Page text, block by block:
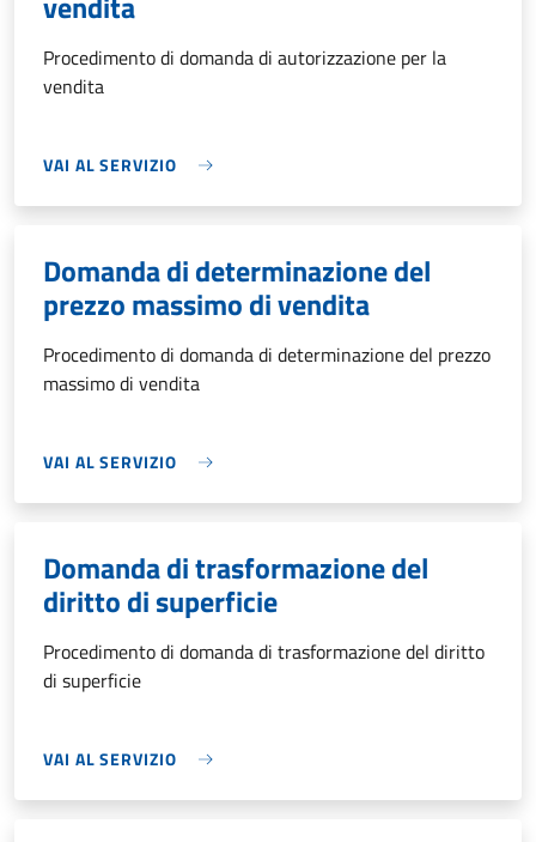
Procedimento di domanda di autorizzazione per la
vendita
VAI AL SERVIZIO
Domanda di determinazione del
prezzo massimo di vendita
Procedimento di domanda di determinazione del prezzo
massimo di vendita
VAI AL SERVIZIO
Domanda di trasformazione del
diritto di superficie
Procedimento di domanda di trasformazione del diritto
di superficie
VAI AL SERVIZIO